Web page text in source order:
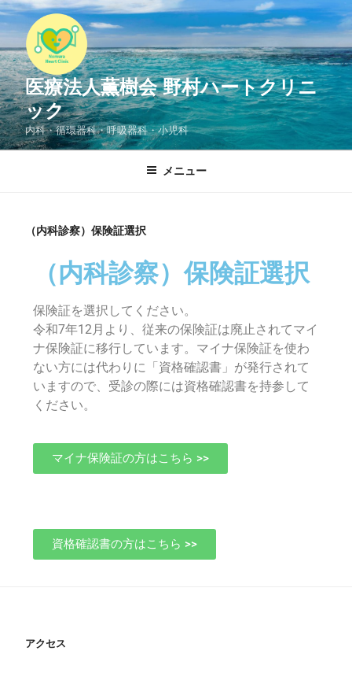
医療法人薫樹会 野村ハートクリニ
ック
内科・循環器科・呼吸器科・小児科
メニュー
（内科診察）保険証選択
（内科診察）保険証選択
保険証を選択してください。
令和7年12月より、従来の保険証は廃止されてマイ
ナ保険証に移行しています。マイナ保険証を使わ
ない方には代わりに「資格確認書」が発行されて
いますので、受診の際には資格確認書を持参して
ください。
マイナ保険証の方はこちら >>
資格確認書の方はこちら >>
アクセス